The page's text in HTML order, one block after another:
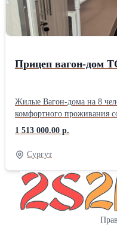
Прицеп вагон-дом
Жилые Вагон-дома на 8
комфортного проживания
Технология укладки слоев
условия для проживания в
⁰С). Также наши вагоны
благодаря прочной
кручения и изгибы при езде в
вагон-дом через
одежды и полкой обуви. Далее идет общее помещение, где
имеется: мойка, полка
стула, обеденный стол.
1 513 000.00 р.
Сургут